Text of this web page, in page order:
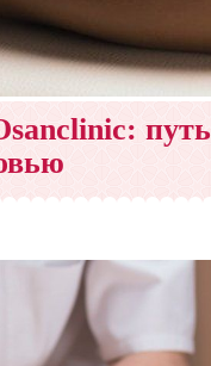
путь